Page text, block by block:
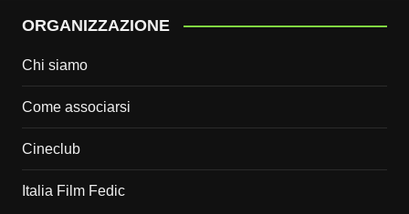
ORGANIZZAZIONE
Chi siamo
Come associarsi
Cineclub
Italia Film Fedic